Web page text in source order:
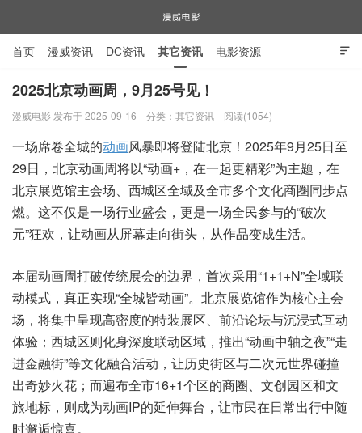

首页 漫威资讯 DC资讯 其它资讯 电影资源
电视剧资源 漫威图片
2025北京动画周，9月25号见！
漫威电影 发布于 2025-09-16 分类： 其它资讯 阅读(1054)
一场席卷全城的动画风暴即将登陆北京！2025年9月25日至
29日，北京动画周将以“动画+，在一起更精彩”为主题，在
北京展览馆主会场、西城区全域及全市多个文化商圈同步点
燃。这不仅是一场行业盛会，更是一场全民参与的“破次
元”狂欢，让动画从屏幕走向街头，从作品变成生活。
本届动画周打破传统展会的边界，首次采用“1+1+N”全域联
动模式，真正实现“全城皆动画”。北京展览馆作为核心主会
场，将集中呈现高密度的特装展区、前沿论坛与沉浸式互动
体验；西城区则化身深度联动区域，推出“动画中轴之夜”“走
进金融街”等文化融合活动，让历史街区与二次元世界碰撞
出奇妙火花；而遍布全市16+1个区的商圈、文创园区和文
旅地标，则成为动画IP的延伸舞台，让市民在日常出行中随
时邂逅惊喜。